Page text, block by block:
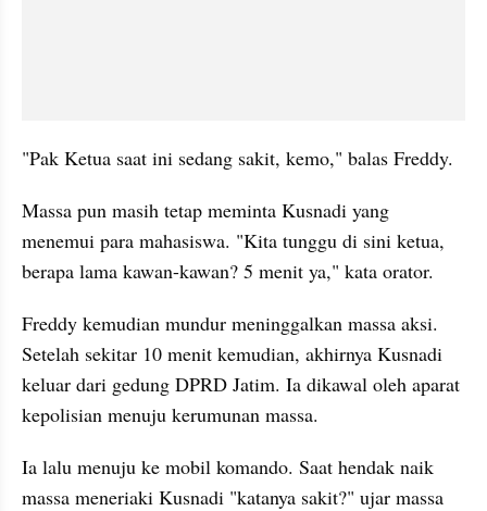
"Pak Ketua saat ini sedang sakit, kemo," balas Freddy.
Massa pun masih tetap meminta Kusnadi yang
menemui para mahasiswa. "Kita tunggu di sini ketua,
berapa lama kawan-kawan? 5 menit ya," kata orator.
Freddy kemudian mundur meninggalkan massa aksi.
Setelah sekitar 10 menit kemudian, akhirnya Kusnadi
keluar dari gedung DPRD Jatim. Ia dikawal oleh aparat
kepolisian menuju kerumunan massa.
Ia lalu menuju ke mobil komando. Saat hendak naik
massa meneriaki Kusnadi "katanya sakit?" ujar massa